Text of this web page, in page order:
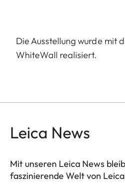
Die Ausstellung wurde mit
WhiteWall realisiert.
Leica News
Mit unseren Leica News
faszinierende Welt von